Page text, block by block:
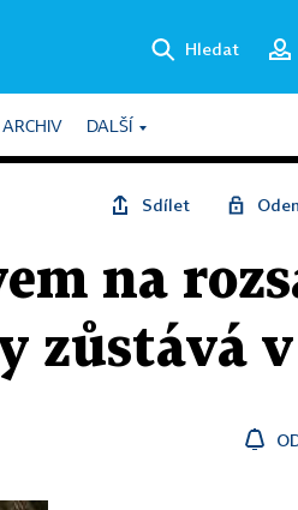
Hledat
ARCHIV DALŠÍ
Sdílet
na
zůstává